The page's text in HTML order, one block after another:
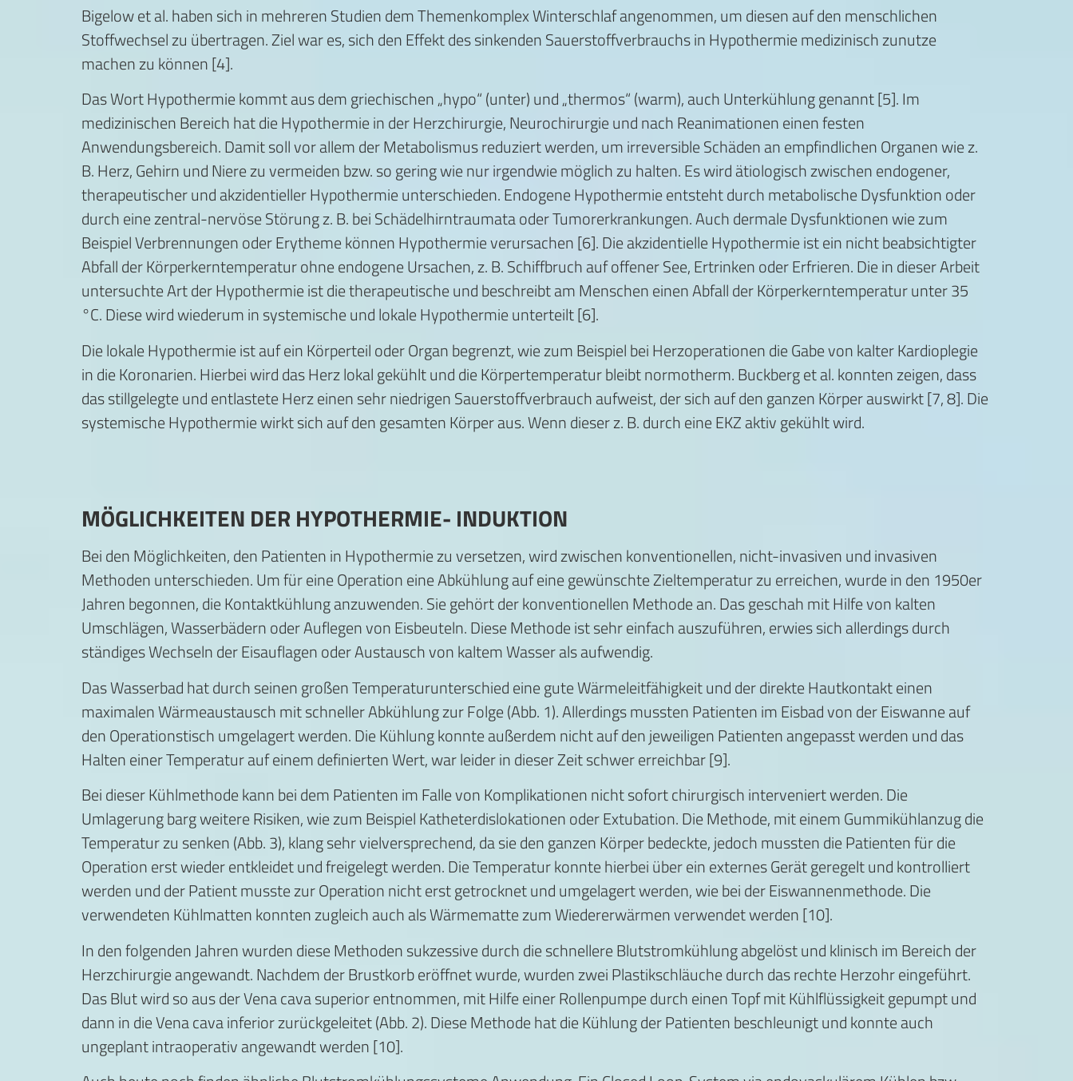
Bigelow et al. haben sich in mehreren Studien dem Themenkomplex Winterschlaf angenommen, um diesen auf den menschlichen
Stoffwechsel zu übertragen. Ziel war es, sich den Effekt des sinkenden Sauerstoffverbrauchs in Hypothermie medizinisch zunutze
machen zu können [4].
Das Wort Hypothermie kommt aus dem griechischen „hypo“ (unter) und „thermos“ (warm), auch Unterkühlung genannt [5]. Im
medizinischen Bereich hat die Hypothermie in der Herzchirurgie, Neurochirurgie und nach Reanimationen einen festen
Anwendungsbereich. Damit soll vor allem der Metabolismus reduziert werden, um irreversible Schäden an empfindlichen Organen wie z.
B. Herz, Gehirn und Niere zu vermeiden bzw. so gering wie nur irgendwie möglich zu halten. Es wird ätiologisch zwischen endogener,
therapeutischer und akzidentieller Hypothermie unterschieden. Endogene Hypothermie entsteht durch metabolische Dysfunktion oder
durch eine zentral-nervöse Störung z. B. bei Schädelhirntraumata oder Tumorerkrankungen. Auch dermale Dysfunktionen wie zum
Beispiel Verbrennungen oder Erytheme können Hypothermie verursachen [6]. Die akzidentielle Hypothermie ist ein nicht beabsichtigter
Abfall der Körperkerntemperatur ohne endogene Ursachen, z. B. Schiffbruch auf offener See, Ertrinken oder Erfrieren. Die in dieser Arbeit
untersuchte Art der Hypothermie ist die therapeutische und beschreibt am Menschen einen Abfall der Körperkerntemperatur unter 35
°C. Diese wird wiederum in systemische und lokale Hypothermie unterteilt [6].
Die lokale Hypothermie ist auf ein Körperteil oder Organ begrenzt, wie zum Beispiel bei Herzoperationen die Gabe von kalter Kardioplegie
in die Koronarien. Hierbei wird das Herz lokal gekühlt und die Körpertemperatur bleibt normotherm. Buckberg et al. konnten zeigen, dass
das stillgelegte und entlastete Herz einen sehr niedrigen Sauerstoffverbrauch aufweist, der sich auf den ganzen Körper auswirkt [7, 8]. Die
systemische Hypothermie wirkt sich auf den gesamten Körper aus. Wenn dieser z. B. durch eine EKZ aktiv gekühlt wird.
MÖGLICHKEITEN DER HYPOTHERMIE- INDUKTION
Bei den Möglichkeiten, den Patienten in Hypothermie zu versetzen, wird zwischen konventionellen, nicht-invasiven und invasiven
Methoden unterschieden. Um für eine Operation eine Abkühlung auf eine gewünschte Zieltemperatur zu erreichen, wurde in den 1950er
Jahren begonnen, die Kontaktkühlung anzuwenden. Sie gehört der konventionellen Methode an. Das geschah mit Hilfe von kalten
Umschlägen, Wasserbädern oder Auflegen von Eisbeuteln. Diese Methode ist sehr einfach auszuführen, erwies sich allerdings durch
ständiges Wechseln der Eisauflagen oder Austausch von kaltem Wasser als aufwendig.
Das Wasserbad hat durch seinen großen Temperaturunterschied eine gute Wärmeleitfähigkeit und der direkte Hautkontakt einen
maximalen Wärmeaustausch mit schneller Abkühlung zur Folge (Abb. 1). Allerdings mussten Patienten im Eisbad von der Eiswanne auf
den Operationstisch umgelagert werden. Die Kühlung konnte außerdem nicht auf den jeweiligen Patienten angepasst werden und das
Halten einer Temperatur auf einem definierten Wert, war leider in dieser Zeit schwer erreichbar [9].
Bei dieser Kühlmethode kann bei dem Patienten im Falle von Komplikationen nicht sofort chirurgisch interveniert werden. Die
Umlagerung barg weitere Risiken, wie zum Beispiel Katheterdislokationen oder Extubation. Die Methode, mit einem Gummikühlanzug die
Temperatur zu senken (Abb. 3), klang sehr vielversprechend, da sie den ganzen Körper bedeckte, jedoch mussten die Patienten für die
Operation erst wieder entkleidet und freigelegt werden. Die Temperatur konnte hierbei über ein externes Gerät geregelt und kontrolliert
werden und der Patient musste zur Operation nicht erst getrocknet und umgelagert werden, wie bei der Eiswannenmethode. Die
verwendeten Kühlmatten konnten zugleich auch als Wärmematte zum Wiedererwärmen verwendet werden [10].
In den folgenden Jahren wurden diese Methoden sukzessive durch die schnellere Blutstromkühlung abgelöst und klinisch im Bereich der
Herzchirurgie angewandt. Nachdem der Brustkorb eröffnet wurde, wurden zwei Plastikschläuche durch das rechte Herzohr eingeführt.
Das Blut wird so aus der Vena cava superior entnommen, mit Hilfe einer Rollenpumpe durch einen Topf mit Kühlflüssigkeit gepumpt und
dann in die Vena cava inferior zurückgeleitet (Abb. 2). Diese Methode hat die Kühlung der Patienten beschleunigt und konnte auch
ungeplant intraoperativ angewandt werden [10].